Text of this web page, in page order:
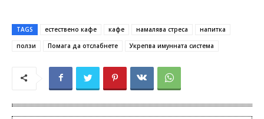
TAGS естествено кафе кафе намалява стреса
напитка
ползи
Помага да отслабнете Укрепва имунната система